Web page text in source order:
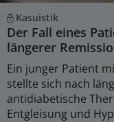
Kasuistik
Der Fall eines
längerer
Ein junger Patient
stellte sich nach
antidiabetische
Entgleisung und